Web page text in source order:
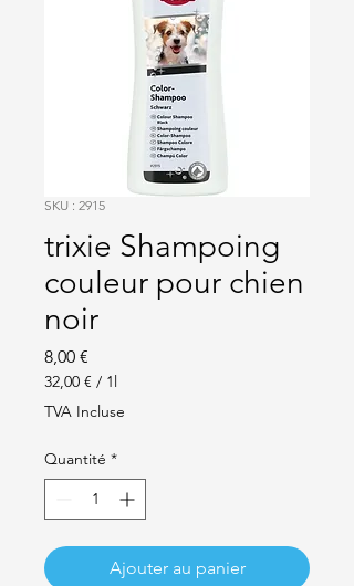
SKU : 2915
trixie Shampoing
couleur pour chien
noir
8,00 €
32,00 € / 1l
32,00 €
pour
Litre
TVA Incluse
Quantité *
Ajouter au panier